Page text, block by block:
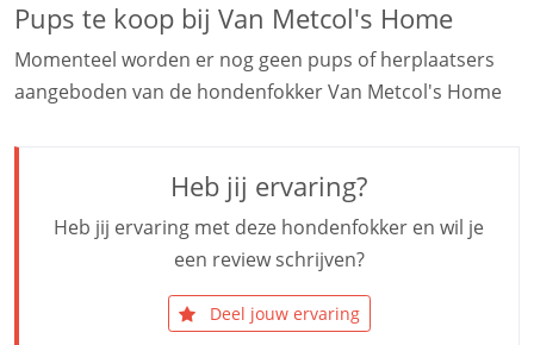
Pups te koop bij Van Metcol's Home
Momenteel worden er nog geen pups of herplaatsers
aangeboden van de hondenfokker Van Metcol's Home
Heb jij ervaring?
Heb jij ervaring met deze hondenfokker en wil je
een review schrijven?
Deel jouw ervaring